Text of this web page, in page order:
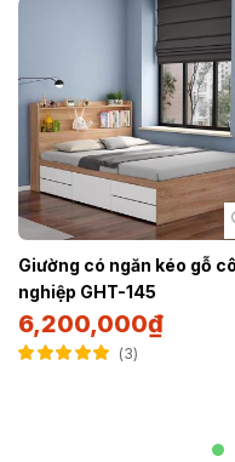
Giường có ngăn kéo gỗ
nghiệp GHT-145
6,200,000₫
3